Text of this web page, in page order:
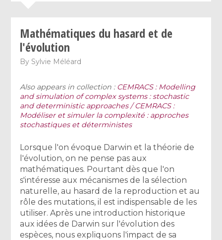
Mathématiques du hasard et de
l'évolution
By Sylvie Méléard
Also appears in collection : CEMRACS : Modelling
and simulation of complex systems : stochastic
and deterministic approaches / CEMRACS :
Modéliser et simuler la complexité : approches
stochastiques et déterministes
Lorsque l'on évoque Darwin et la théorie de
l'évolution, on ne pense pas aux
mathématiques. Pourtant dès que l'on
s'intéresse aux mécanismes de la sélection
naturelle, au hasard de la reproduction et au
rôle des mutations, il est indispensable de les
utiliser. Après une introduction historique
aux idées de Darwin sur l'évolution des
espèces, nous expliquons l'impact de sa